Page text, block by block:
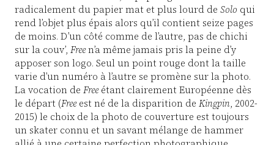
radicalement du papier mat et plus lourd de Solo qui
rend l’objet plus épais alors qu’il contient seize pages
de moins. D’un côté comme de l’autre, pas de chichi
sur la couv’, Freen’a même jamais pris la peine d’y
apposer son logo. Seul un point rouge dont la taille
varie d’un numéro à l’autre se promène sur la photo.
La vocation de Freeétant clairement Européenne dès
le départ (Freeest né de la disparition de Kingpin, 2002-
2015) le choix de la photo de couverture est toujours
un skater connu et un savant mélange de hammer